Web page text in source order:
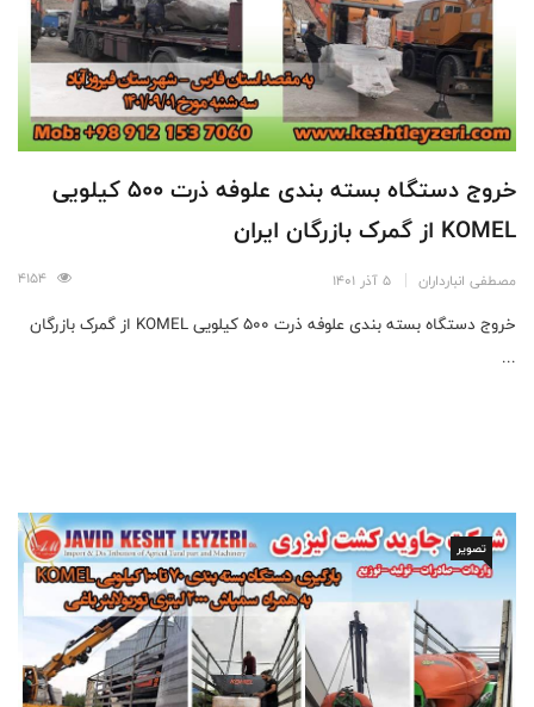
خروج دستگاه بسته بندی علوفه ذرت 500 کیلویی
KOMEL از گمرک بازرگان ایران
مصطفی انبارداران 5 آذر 1401
خروج دستگاه بسته بندی علوفه ذرت 500 کیلویی KOMEL از گمرک بازرگان
...
تصویر